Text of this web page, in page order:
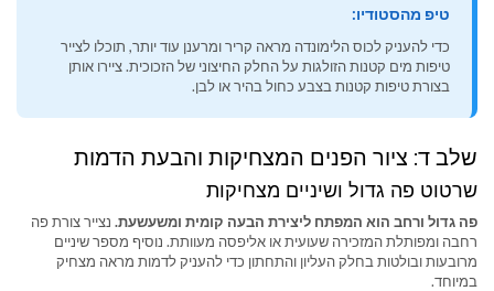
טיפ מהסטודיו:
כדי להעניק לכוס הלימונדה מראה קריר ומרענן עוד יותר, תוכלו לצייר
טיפות מים קטנות הזולגות על החלק החיצוני של הזכוכית. ציירו אותן
בצורת טיפות קטנות בצבע כחול בהיר או לבן.
שלב ד: ציור הפנים המצחיקות והבעת הדמות
שרטוט פה גדול ושיניים מצחיקות
פה גדול ורחב הוא המפתח ליצירת הבעה קומית ומשעשעת. נצייר צורת פה
רחבה ומפותלת המזכירה שעועית או אליפסה מעוותת. נוסיף מספר שיניים
מרובעות ובולטות בחלק העליון והתחתון כדי להעניק לדמות מראה מצחיק
במיוחד.